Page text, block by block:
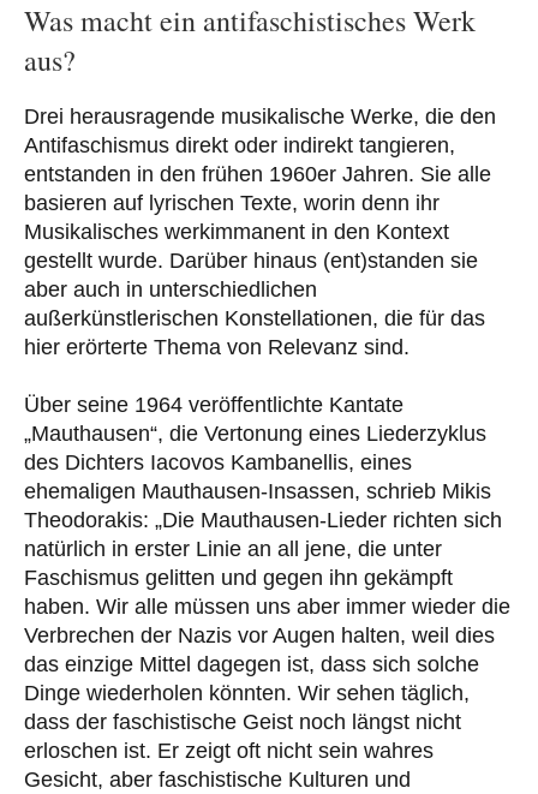
Was macht ein antifaschistisches Werk
aus?
Drei herausragende musikalische Werke, die den
Antifaschismus direkt oder indirekt tangieren,
entstanden in den frühen 1960er Jahren. Sie alle
basieren auf lyrischen Texte, worin denn ihr
Musikalisches werkimmanent in den Kontext
gestellt wurde. Darüber hinaus (ent)standen sie
aber auch in unterschiedlichen
außerkünstlerischen Konstellationen, die für das
hier erörterte Thema von Relevanz sind.
Über seine 1964 veröffentlichte Kantate
„Mauthausen“, die Vertonung eines Liederzyklus
des Dichters Iacovos Kambanellis, eines
ehemaligen Mauthausen-Insassen, schrieb Mikis
Theodorakis: „Die Mauthausen-Lieder richten sich
natürlich in erster Linie an all jene, die unter
Faschismus gelitten und gegen ihn gekämpft
haben. Wir alle müssen uns aber immer wieder die
Verbrechen der Nazis vor Augen halten, weil dies
das einzige Mittel dagegen ist, dass sich solche
Dinge wiederholen könnten. Wir sehen täglich,
dass der faschistische Geist noch längst nicht
erloschen ist. Er zeigt oft nicht sein wahres
Gesicht, aber faschistische Kulturen und